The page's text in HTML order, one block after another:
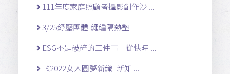
111年度家庭照顧者攝影創作沙 ...
3/25紓壓團體-繩編隔熱墊
ESG不是破碎的三件事 從快時 ...
《2022女人圓夢新織- 新知 ...